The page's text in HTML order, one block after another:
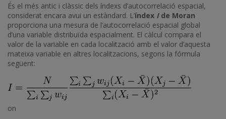
És el més antic i clàssic dels índexs d’autocorrelació espacial,
considerat encara avui un estàndard. L’índex Ide Moran
proporciona una mesura de l’autocorrelació espacial global
d’una variable distribuïda espacialment. El càlcul compara el
valor de la variable en cada localització amb el valor d’aquesta
mateixa variable en altres localitzacions, segons la fórmula
següent:
on